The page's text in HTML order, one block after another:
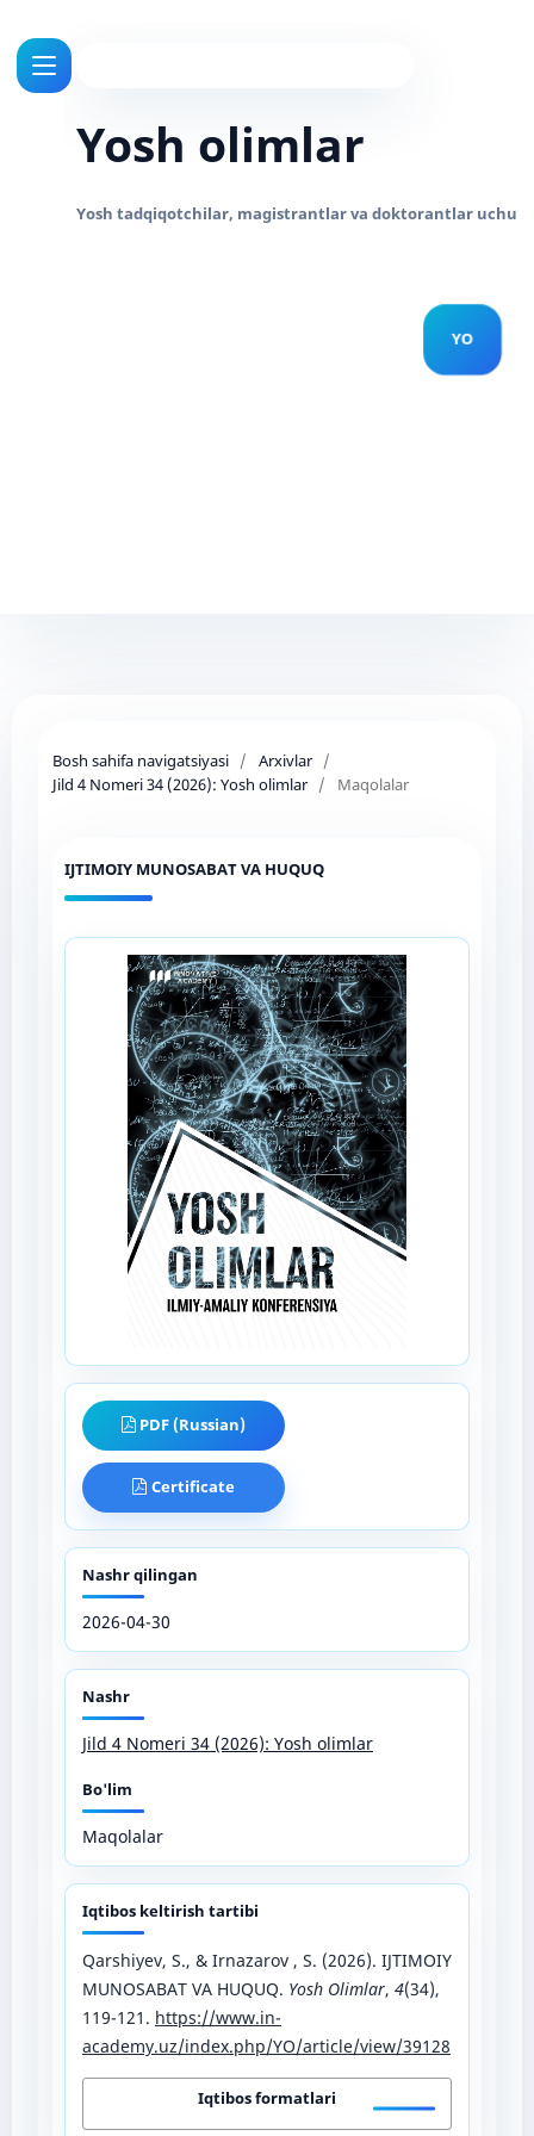
Yosh olimlar
Bosh sahifa navigatsiyasi / Arxivlar /
Jild 4 Nomeri 34 (2026): Yosh olimlar / Maqolalar
IJTIMOIY MUNOSABAT VA HUQUQ
PDF (Russian)
Certificate
Nashr qilingan
2026-04-30
Nashr
Jild 4 Nomeri 34 (2026): Yosh olimlar
Bo'lim
Maqolalar
Iqtibos keltirish tartibi
Qarshiyev, S., & Irnazarov , S. (2026). IJTIMOIY
MUNOSABAT VA HUQUQ. Yosh Olimlar, 4(34),
119-121. https://www.in-
academy.uz/index.php/YO/article/view/39128
Iqtibos formatlari